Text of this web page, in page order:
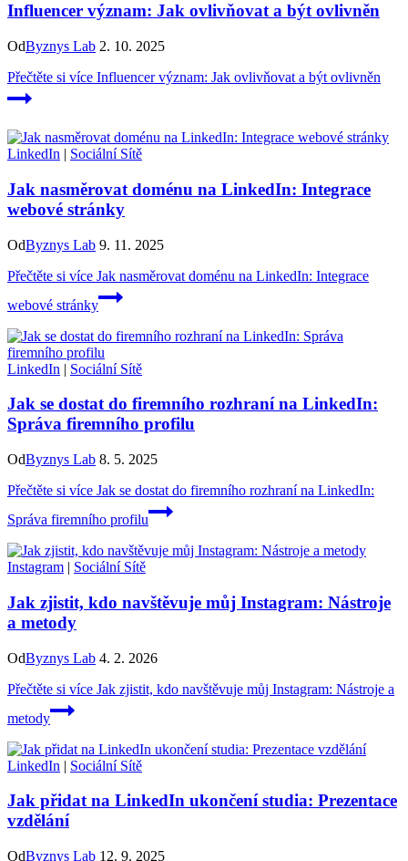
Influencer význam: Jak ovlivňovat a být ovlivněn
OdByznys Lab 2. 10. 2025
Přečtěte si více Influencer význam: Jak ovlivňovat a být ovlivněn
LinkedIn | Sociální Sítě
Jak nasměrovat doménu na LinkedIn: Integrace
webové stránky
OdByznys Lab 9. 11. 2025
Přečtěte si více Jak nasměrovat doménu na LinkedIn: Integrace
webové stránky
LinkedIn | Sociální Sítě
Jak se dostat do firemního rozhraní na LinkedIn:
Správa firemního profilu
OdByznys Lab 8. 5. 2025
Přečtěte si více Jak se dostat do firemního rozhraní na LinkedIn:
Správa firemního profilu
Instagram | Sociální Sítě
Jak zjistit, kdo navštěvuje můj Instagram: Nástroje
a metody
OdByznys Lab 4. 2. 2026
Přečtěte si více Jak zjistit, kdo navštěvuje můj Instagram: Nástroje a
metody
LinkedIn | Sociální Sítě
Jak přidat na LinkedIn ukončení studia: Prezentace
vzdělání
OdByznys Lab 12. 9. 2025